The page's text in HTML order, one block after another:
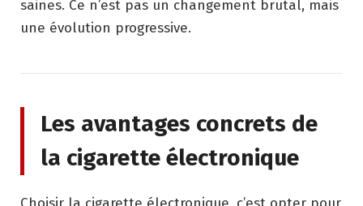
saines. Ce n’est pas un changement brutal, mais
une évolution progressive.
Les avantages concrets de
la cigarette électronique